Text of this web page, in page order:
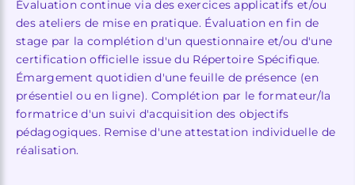
Évaluation continue via des exercices applicatifs et/ou
des ateliers de mise en pratique. Évaluation en fin de
stage par la complétion d'un questionnaire et/ou d'une
certification officielle issue du Répertoire Spécifique.
Émargement quotidien d'une feuille de présence (en
présentiel ou en ligne). Complétion par le formateur/la
formatrice d'un suivi d'acquisition des objectifs
pédagogiques. Remise d'une attestation individuelle de
réalisation.